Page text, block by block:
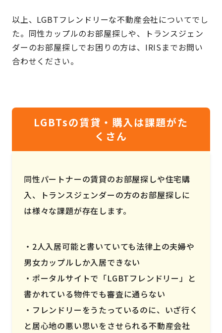
以上、LGBTフレンドリーな不動産会社についてでし
た。同性カップルのお部屋探しや、トランスジェン
ダーのお部屋探しでお困りの方は、IRISまでお問い
合わせください。
LGBTsの賃貸・購入は課題がた
くさん
同性パートナーの賃貸のお部屋探しや住宅購
入、トランスジェンダーの方のお部屋探しに
は様々な課題が存在します。
2人入居可能と書いていても法律上の夫婦や
男女カップルしか入居できない
ポータルサイトで「LGBTフレンドリー」と
書かれている物件でも審査に通らない
フレンドリーをうたっているのに、いざ行く
と居心地の悪い思いをさせられる不動産会社